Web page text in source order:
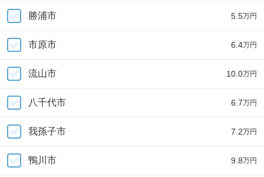
勝浦市 5.5万円
市原市 6.4万円
流山市 10.0万円
八千代市 6.7万円
我孫子市 7.2万円
鴨川市 9.8万円